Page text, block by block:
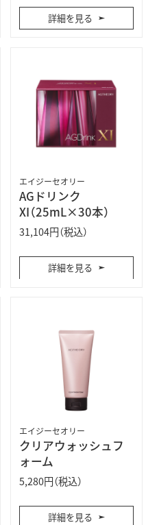
詳細を見る
エイジーセオリー
AGドリンク
XI（25mL×30本）
31,104円（税込）
詳細を見る
エイジーセオリー
クリアウォッシュフ
ォーム
5,280円（税込）
詳細を見る